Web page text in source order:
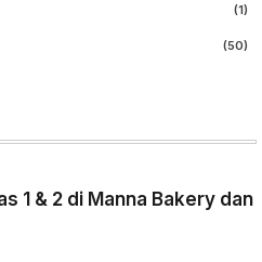
(1)
(50)
1 & 2 di Manna Bakery dan